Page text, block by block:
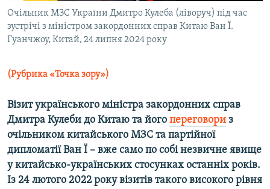
РУС
УКР
Усі сайти RFE/RL
Очільник МЗС України Дмитро Кулеба (ліворуч) під час
зустрічі з міністром закордонних справ Китаю Ван Ї.
Гуанчжоу, Китай, 24 липня 2024 року
(Рубрика «Точка зору»)
Візит українського міністра закордонних справ
Дмитра Кулеби до Китаю та його переговори з
очільником китайського МЗС та партійної
дипломатії Ван Ї – вже само по собі незвичне явище
у китайсько-українських стосунках останніх років.
Із 24 лютого 2022 року візитів такого високого рівня